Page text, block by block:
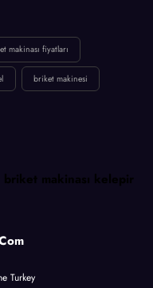
makinası fiyatları
briket makinesi
makinası kelepir
Turkey